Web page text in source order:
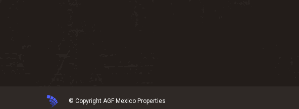
© Copyright AGF Mexico Properties